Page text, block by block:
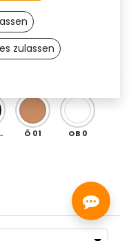
Ö 01 OB 0
zulassen